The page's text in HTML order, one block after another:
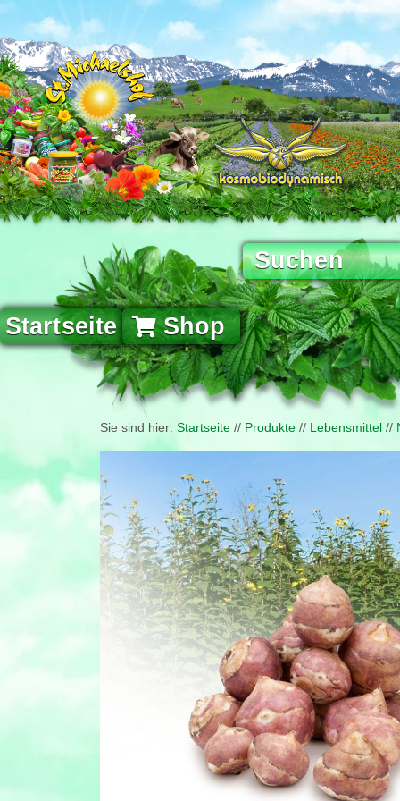
Startseite Shop
Sie sind hier: Startseite // Produkte // Lebensmittel //